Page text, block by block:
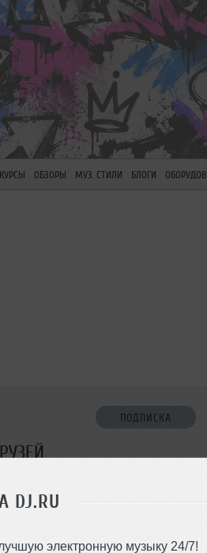
DJ.RU
электронную музыку 24/7!
ОБЗОРЫ МУЗ. СТИЛИ БЛОГИ
ПОДПИСКА